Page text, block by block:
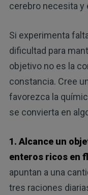
cerebro necesita y
Si experimenta
dificultad para
objetivo no es la
constancia. Cree
favorezca la
se convierta en
1. Alcance un
enteros ricos en
apuntan a una
tres raciones